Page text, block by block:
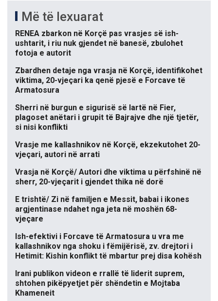
Më të lexuarat
RENEA zbarkon në Korçë pas vrasjes së ish-
ushtarit, i riu nuk gjendet në banesë, zbulohet
fotoja e autorit
Zbardhen detaje nga vrasja në Korçë, identifikohet
viktima, 20-vjeçari ka qenë pjesë e Forcave të
Armatosura
Sherri në burgun e sigurisë së lartë në Fier,
plagoset anëtari i grupit të Bajrajve dhe një tjetër,
si nisi konflikti
Vrasje me kallashnikov në Korçë, ekzekutohet 20-
vjeçari, autori në arrati
Vrasja në Korçë/ Autori dhe viktima u përfshinë në
sherr, 20-vjeçarit i gjendet thika në dorë
E trishtë/ Zi në familjen e Messit, babai i ikones
argjentinase ndahet nga jeta në moshën 68-
vjeçare
Ish-efektivi i Forcave të Armatosura u vra me
kallashnikov nga shoku i fëmijërisë, zv. drejtori i
Hetimit: Kishin konflikt të mbartur prej disa kohësh
Irani publikon videon e rrallë të liderit suprem,
shtohen pikëpyetjet për shëndetin e Mojtaba
Khameneit